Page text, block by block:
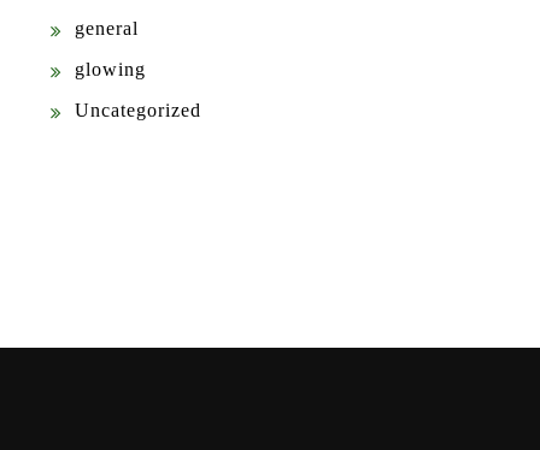
general
glowing
Uncategorized